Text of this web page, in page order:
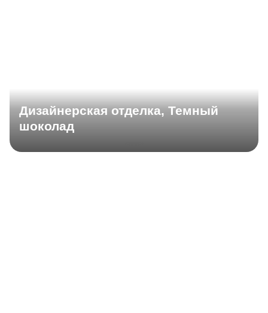
Дизайнерская отделка, Темный
шоколад